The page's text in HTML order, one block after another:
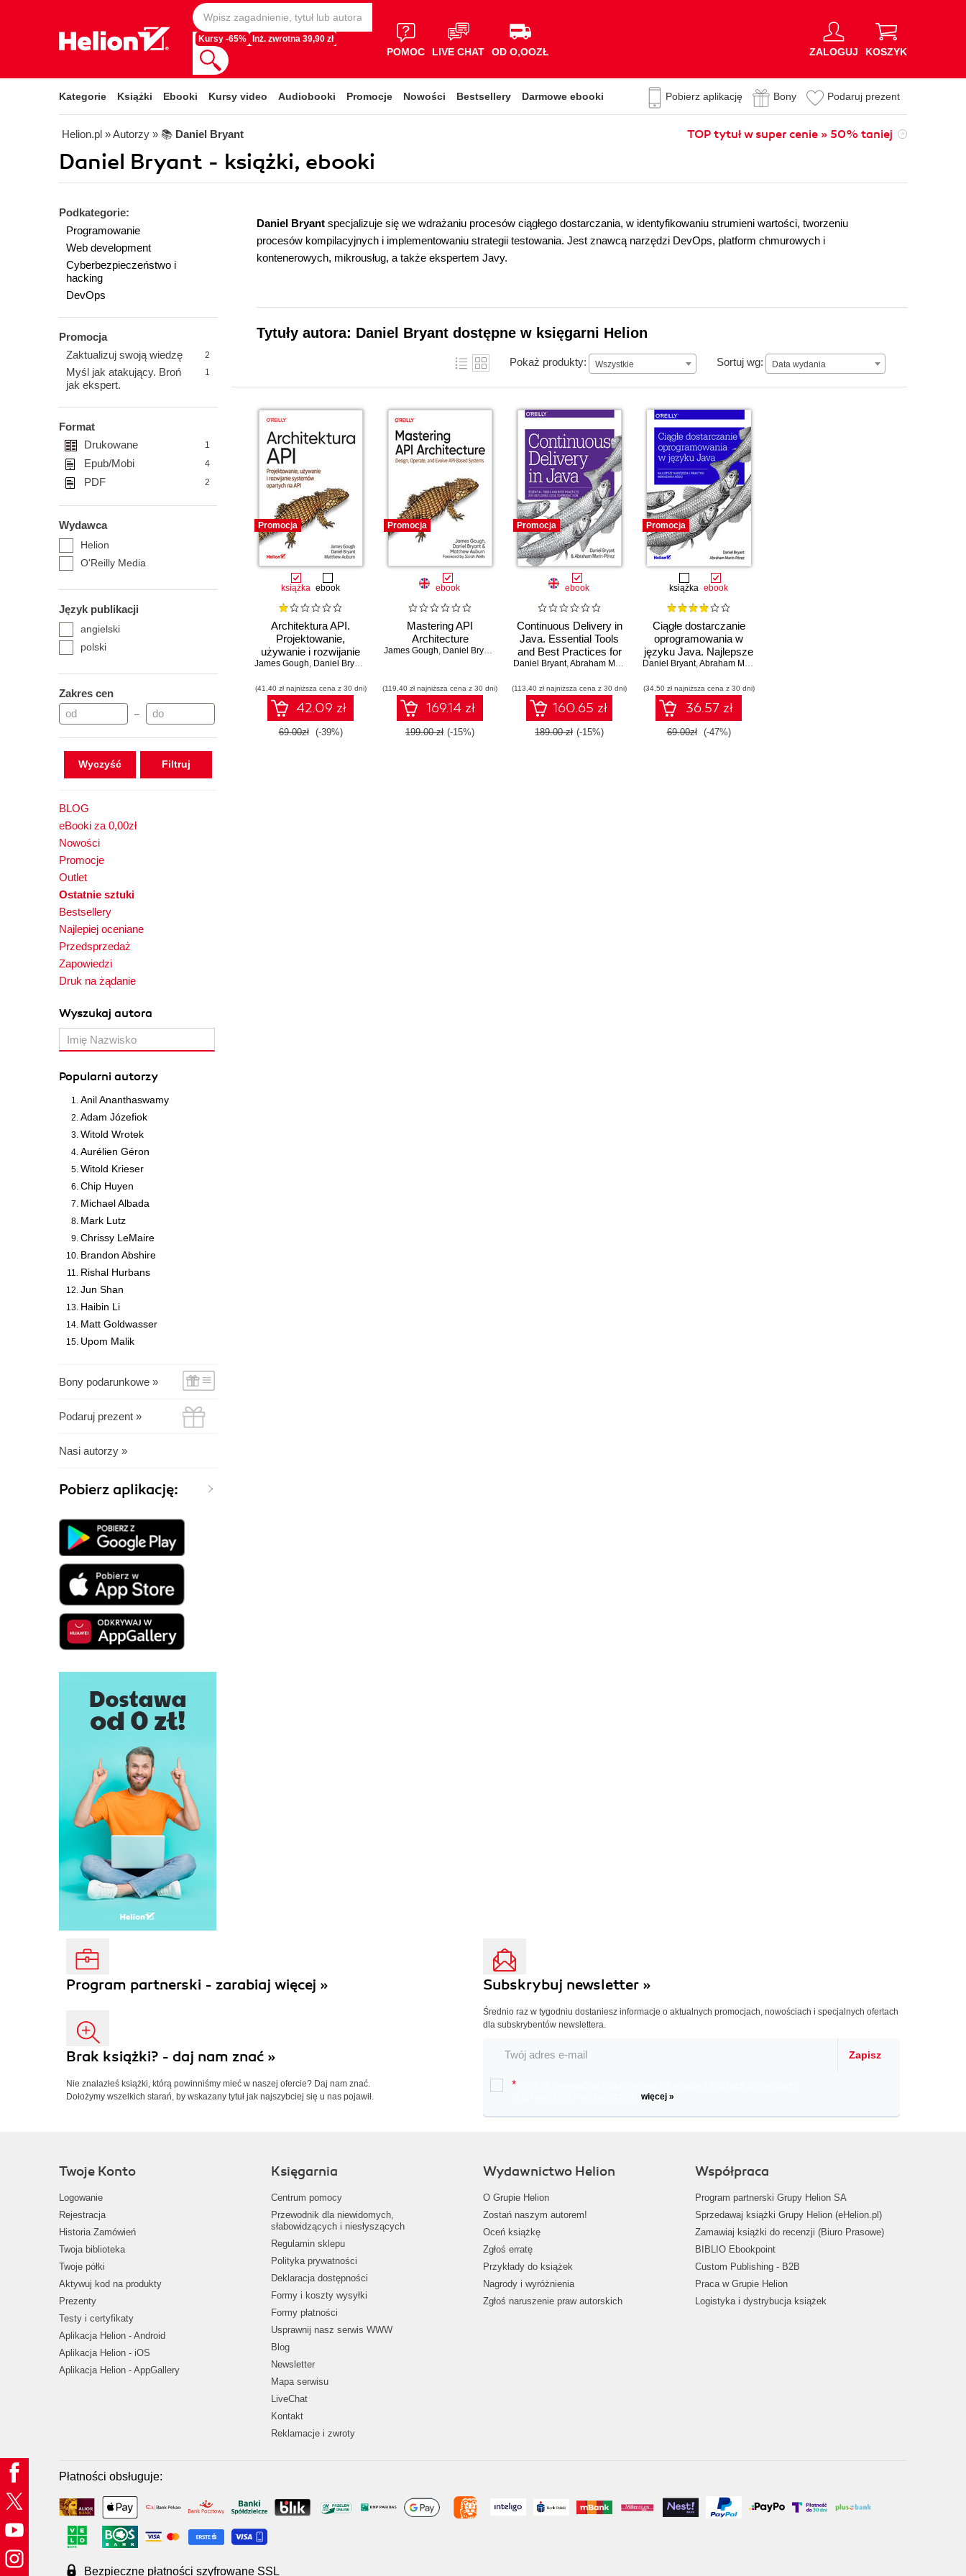
Kursy -65% Inż. zwrotna 39,90 zł
POMOC LIVE CHAT OD O,OOZŁ ZALOGUJ KOSZYK
Kategorie Książki Ebooki Kursy video Audiobooki Promocje Nowości Bestsellery Darmowe ebooki Pobierz aplikację Bony Podaruj prezent
Helion.pl » Autorzy » 📚 Daniel Bryant TOP tytuł w super cenie » 50% taniej
Daniel Bryant - książki, ebooki
Podkategorie:
Programowanie
Web development
Cyberbezpieczeństwo i
hacking
DevOps
Promocja
Zaktualizuj swoją wiedzę
2
Myśl jak atakujący. Broń
jak ekspert.
1
Format
Drukowane
1
Epub/Mobi 4
PDF 2
Wydawca
Helion
O'Reilly Media
Język publikacji
angielski
polski
Zakres cen
–
Wyczyść
BLOG
eBooki za 0,00zł
Nowości
Promocje
Outlet
Ostatnie sztuki
Bestsellery
Najlepiej oceniane
Przedsprzedaż
Zapowiedzi
Druk na żądanie
Wyszukaj autora
Popularni autorzy
Anil Ananthaswamy
Adam Józefiok
Witold Wrotek
Aurélien Géron
Witold Krieser
Chip Huyen
Michael Albada
Mark Lutz
Chrissy LeMaire
Brandon Abshire
Rishal Hurbans
Jun Shan
Haibin Li
Matt Goldwasser
Upom Malik
Bony podarunkowe »
Podaruj prezent »
Nasi autorzy »
Pobierz aplikację:
Daniel Bryant specjalizuje się we wdrażaniu procesów ciągłego dostarczania, w identyfikowaniu strumieni wartości, tworzeniu
procesów kompilacyjnych i implementowaniu strategii testowania. Jest znawcą narzędzi DevOps, platform chmurowych i
kontenerowych, mikrousług, a także ekspertem Javy.
Tytuły autora: Daniel Bryant dostępne w księgarni Helion
Pokaż produkty: Wszystkie Sortuj wg: Data wydania
Data wydania
Promocja
książka ebook
Architektura API.
Projektowanie,
używanie i rozwijanie
systemów opartych na
James Gough, Daniel Bryant
(41,40 zł najniższa cena z 30 dni)
42.09 zł
69.00zł (-39%)
Promocja
ebook
Mastering API
Architecture
James Gough, Daniel Bryant Matthew Auburn
(119,40 zł najniższa cena z 30 dni)
169.14 zł
199.00 zł (-15%)
Promocja
ebook
Continuous Delivery in
Java. Essential Tools
and Best Practices for
Deploying Code to
Daniel Bryant,Abraham MarĂ­n-PĂŠrez
(113,40 zł najniższa cena z 30 dni)
160.65 zł
189.00 zł (-15%)
Promocja
książka ebook
Ciągłe dostarczanie
oprogramowania w
języku Java. Najlepsze
narzędzia i praktyki
Daniel Bryant,Abraham Marín-Pérez
(34,50 zł najniższa cena z 30 dni)
36.57 zł
69.00zł (-47%)
Program partnerski - zarabiaj więcej »
Brak książki? - daj nam znać »
Nie znalazłeś książki, którą powinniśmy mieć w naszej ofercie? Daj nam znać.
Dołożymy wszelkich starań, by wskazany tytuł jak najszybciej się u nas pojawił.
Subskrybuj newsletter »
Średnio raz w tygodniu dostaniesz informacje o aktualnych promocjach, nowościach i specjalnych ofertach
dla subskrybentów newslettera.
Zapisz
*
więcej »
Twoje Konto
Logowanie
Rejestracja
Historia Zamówień
Twoja biblioteka
Twoje półki
Aktywuj kod na produkty
Prezenty
Testy i certyfikaty
Aplikacja Helion - Android
Aplikacja Helion - iOS
Aplikacja Helion - AppGallery
Księgarnia
Centrum pomocy
Przewodnik dla niewidomych,
słabowidzących i niesłyszących
Regulamin sklepu
Polityka prywatności
Deklaracja dostępności
Formy i koszty wysyłki
Formy płatności
Usprawnij nasz serwis WWW
Blog
Newsletter
Mapa serwisu
LiveChat
Kontakt
Reklamacje i zwroty
Wydawnictwo Helion
O Grupie Helion
Zostań naszym autorem!
Oceń książkę
Zgłoś erratę
Przykłady do książek
Nagrody i wyróżnienia
Zgłoś naruszenie praw autorskich
Współpraca
Program partnerski Grupy Helion SA
Sprzedawaj książki Grupy Helion (eHelion.pl)
Zamawiaj książki do recenzji (Biuro Prasowe)
BIBLIO Ebookpoint
Custom Publishing - B2B
Praca w Grupie Helion
Logistyka i dystrybucja książek
Płatności obsługuje:
Bezpieczne płatności szyfrowane SSL